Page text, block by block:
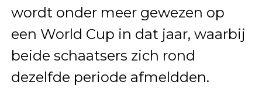
wordt onder meer gewezen op
een World Cup in dat jaar, waarbij
beide schaatsers zich rond
dezelfde periode afmeldden.